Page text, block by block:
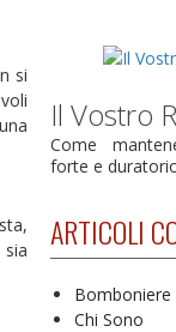
si
Il Vostro
Come
forte e
ARTICOLI
Bomboniere
Chi Sono